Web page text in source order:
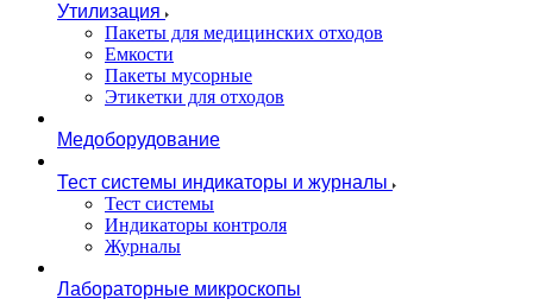
Утилизация
Пакеты для медицинских отходов
Емкости
Пакеты мусорные
Этикетки для отходов
Медоборудование
Тест системы индикаторы и журналы
Тест системы
Индикаторы контроля
Журналы
Лабораторные микроскопы